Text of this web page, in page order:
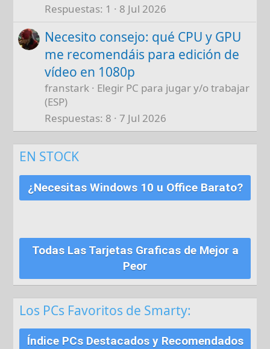
Respuestas 1 8 Jul 2026
Necesito consejo: qué CPU y GPU
me recomendáis para edición de
vídeo en 1080p
franstark
Elegir PC para jugar y/o trabajar
(ESP)
Respuestas 8 7 Jul 2026
EN STOCK
¿Necesitas Windows 10 u Office Barato?
Todas Las Tarjetas Graficas de Mejor a
Peor
Los PCs Favoritos de Smarty:
Índice PCs Destacados y Recomendados